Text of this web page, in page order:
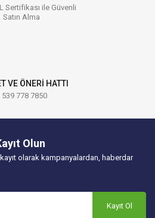
Sertifikası ile Güvenli
Satın Alma
VE ÖNERİ HATTI
539 778 7850
Olun
olarak kampanyalardan, haberdar
Kayıt Ol